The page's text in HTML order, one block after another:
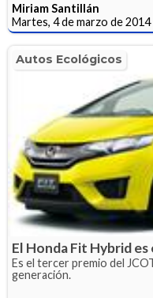
Miriam Santillán
Martes, 4 de marzo de 2014
Autos Ecológicos
El Honda Fit Hybrid
Es el tercer premio del
generación.